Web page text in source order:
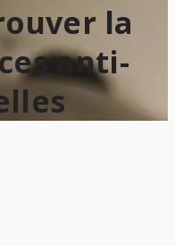
la
anti-